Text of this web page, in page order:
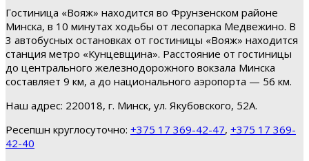
Гостиница «Вояж» находится во Фрунзенском районе
Минска, в 10 минутах ходьбы от лесопарка Медвежино. В
3 автобусных остановках от гостиницы «Вояж» находится
станция метро «Кунцевщина». Расстояние от гостиницы
до центрального железнодорожного вокзала Минска
составляет 9 км, а до национального аэропорта — 56 км.
Наш адрес: 220018, г. Минск, ул. Якубовского, 52А.
Ресепшн круглосуточно: +375 17 369-42-47, +375 17 369-
42-40